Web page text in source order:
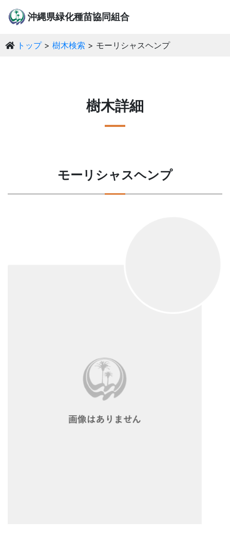
沖縄県緑化種苗協同組合
トップ 樹木検索 モーリシャスヘンプ
樹木詳細
モーリシャスヘンプ